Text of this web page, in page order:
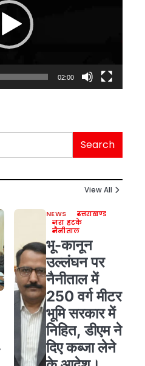
02:00
Search
View All
NEWS
उत्तराखण्ड
ज़रा हटके
नैनीताल
भू-कानून
उल्लंघन पर
नैनीताल में
250 वर्ग मीटर
भूमि सरकार में
निहित, डीएम ने
दिए कब्जा लेने